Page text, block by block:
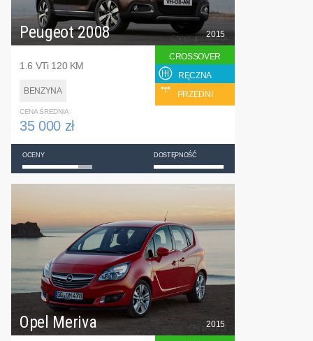
Peugeot 2008
1.6 VTi 120 KM
BENZYNA
2015
CROSSOVER
RĘCZNA
PRZEDNI
CENA ŚREDNIA
35 000 zł
OCENY DOSTĘPNOŚĆ
Opel Meriva 2015